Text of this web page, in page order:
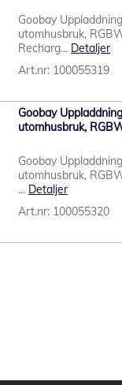
Goobay
utomhusbruk,
Recharg... Detaljer
Art.nr: 100055319
Goobay
utomhusbruk,
Goobay
utomhusbruk,
... Detaljer
Art.nr: 100055320